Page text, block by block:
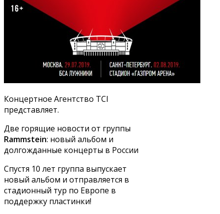
Концертное Агентство TCI
представляет.
Две горящие новости от группы
Rammstein: новый альбом и
долгожданные концерты в России
Спустя 10 лет группа выпускает
новый альбом и отправляется в
стадионный тур по Европе в
поддержку пластинки!